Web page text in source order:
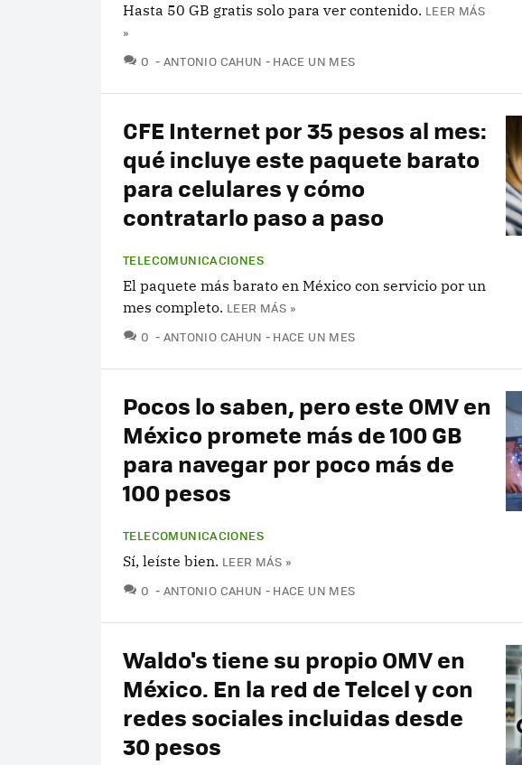
Hasta 50 GB gratis solo para ver contenido. LEER MÁS
»
0 COMENTARIOS
ANTONIO CAHUN HACE UN MES
CFE Internet por 35 pesos al mes:
qué incluye este paquete barato
para celulares y cómo
contratarlo paso a paso
TELECOMUNICACIONES
El paquete más barato en México con servicio por un
mes completo. LEER MÁS »
0 COMENTARIOS
ANTONIO CAHUN HACE UN MES
Pocos lo saben, pero este OMV en
México promete más de 100 GB
para navegar por poco más de
100 pesos
TELECOMUNICACIONES
Sí, leíste bien. LEER MÁS »
0 COMENTARIOS
ANTONIO CAHUN HACE UN MES
Waldo's tiene su propio OMV en
México. En la red de Telcel y con
redes sociales incluidas desde
30 pesos